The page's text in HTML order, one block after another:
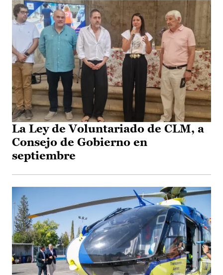
La Ley de Voluntariado de CLM, a
Consejo de Gobierno en
septiembre